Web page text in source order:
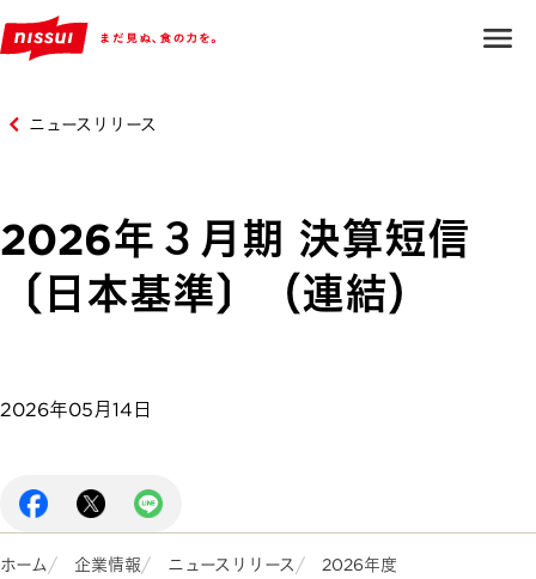
ニュースリリース
2026年３月期 決算短信
〔日本基準〕（連結）
2026年05月14日
ホーム 企業情報 ニュースリリース
2026年度